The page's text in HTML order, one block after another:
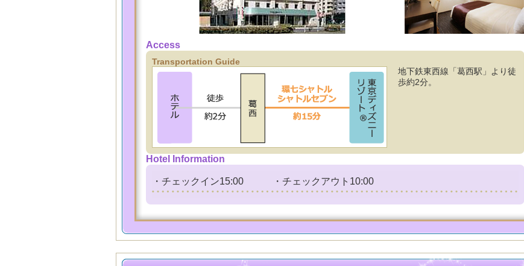
Access
Transportation Guide
地下鉄東西線「葛西駅」より徒
歩約2分。
Hotel Information
・チェックイン15:00 ・チェックアウト10:00